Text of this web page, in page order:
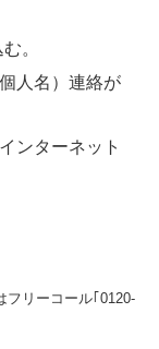
。
人名）連絡が
ンターネット
リーコール｢0120-